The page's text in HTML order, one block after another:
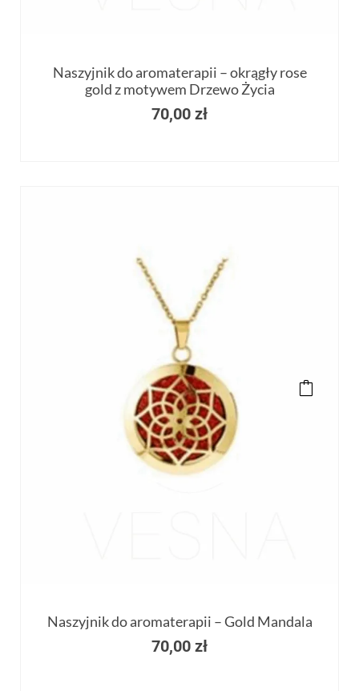
Naszyjnik do aromaterapii – okrągły rose
gold z motywem Drzewo Życia
70,00 zł
Naszyjnik do aromaterapii – Gold Mandala
70,00 zł